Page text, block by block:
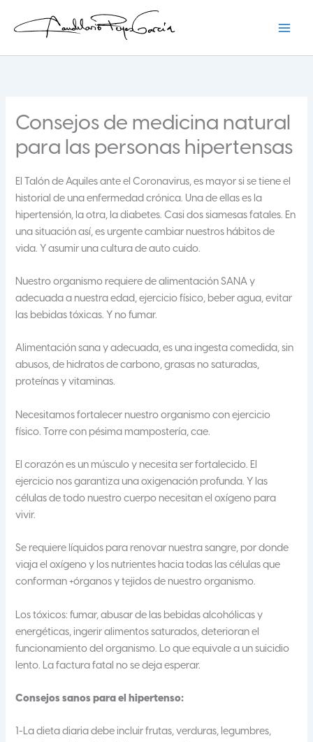
Consejos de medicina natural
para las personas hipertensas
El Talón de Aquiles ante el Coronavirus, es mayor si se tiene el
historial de una enfermedad crónica. Una de ellas es la
hipertensión, la otra, la diabetes. Casi dos siamesas fatales. En
una situación así, es urgente cambiar nuestros hábitos de
vida. Y asumir una cultura de auto cuido.
Nuestro organismo requiere de alimentación SANA y
adecuada a nuestra edad, ejercicio físico, beber agua, evitar
las bebidas tóxicas. Y no fumar.
Alimentación sana y adecuada, es una ingesta comedida, sin
abusos, de hidratos de carbono, grasas no saturadas,
proteínas y vitaminas.
Necesitamos fortalecer nuestro organismo con ejercicio
físico. Torre con pésima mampostería, cae.
El corazón es un músculo y necesita ser fortalecido. El
ejercicio nos garantiza una oxigenación profunda. Y las
células de todo nuestro cuerpo necesitan el oxígeno para
vivir.
Se requiere líquidos para renovar nuestra sangre, por donde
viaja el oxígeno y los nutrientes hacia todas las células que
conforman +órganos y tejidos de nuestro organismo.
Los tóxicos: fumar, abusar de las bebidas alcohólicas y
energéticas, ingerir alimentos saturados, deterioran el
funcionamiento del organismo. Lo que equivale a un suicidio
lento. La factura fatal no se deja esperar.
Consejos sanos para el hipertenso:
1-La dieta diaria debe incluir frutas, verduras, legumbres,